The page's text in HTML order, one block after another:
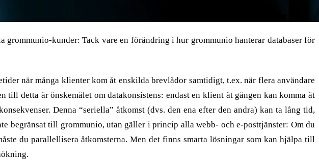
kunder: Tack vare en förändring i hur grommunio hanterar databaser för
när många klienter kom åt enskilda brevlådor samtidigt, t.ex. när flera användare
detta är önskemålet om datakonsistens: endast en klient åt gången kan komma åt
Denna “seriella” åtkomst (dvs. den ena efter den andra) kan ta lång tid,
begränsat till grommunio, utan gäller i princip alla webb- och e-posttjänster: Om du
du parallellisera åtkomsterna. Men det finns smarta lösningar som kan hjälpa till